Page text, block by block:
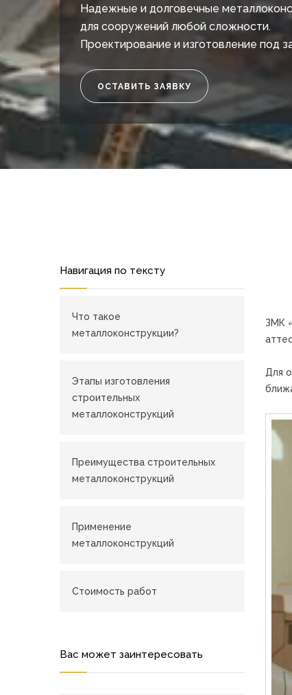
Надежные и долговечные
для сооружений любой сложности.
Проектирование и изготовление под
ОСТАВИТЬ ЗАЯВКУ
Навигация по тексту
Что такое
металлоконструкции?
Этапы изготовления
строительных
металлоконструкций
Преимущества строительных
металлоконструкций
Применение
металлоконструкций
Стоимость работ
Вас может заинтересовать
ЗМК
Для